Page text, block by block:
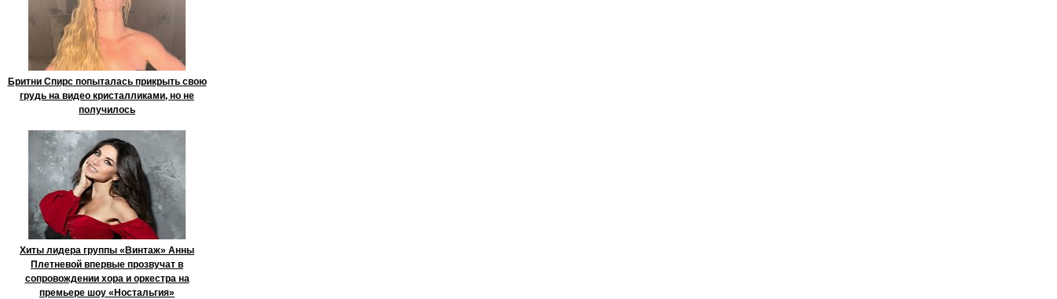
Бритни Спирс попыталась прикрыть свою
грудь на видео кристалликами, но не
получилось
Хиты лидера группы «Винтаж» Анны
Плетневой впервые прозвучат в
сопровождении хора и оркестра на
премьере шоу «Ностальгия»